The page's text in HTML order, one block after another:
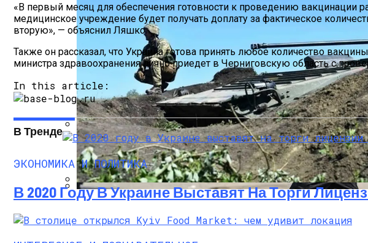
Международная Реакция На Тарифы Трампа: Что Стоит На
В Зоне ООС Ранен Один Украинский Воин
«В первый месяц для обеспечения готовности к проведению
медицинское учреждение будет получать доплату за фактическое
вторую», — объяснил Ляшко.
Также он рассказал, что Украина готова принять любое количество
министра здравоохранения лично приедет в Черниговскую область с
In this article:
В Тренде
ЭКОНОМИКА И ПОЛИТИКА
В 2020 Году В Украине Выставят На Торги